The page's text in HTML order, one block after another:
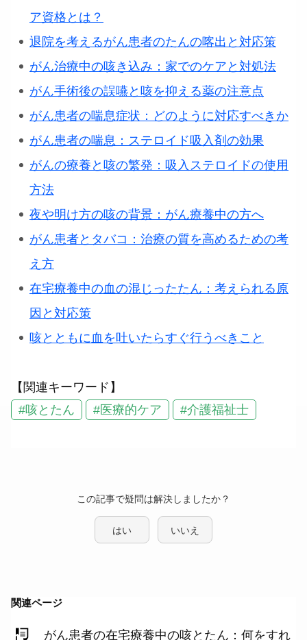
ア資格とは？
退院を考えるがん患者のたんの喀出と対応策
がん治療中の咳き込み：家でのケアと対処法
がん手術後の誤嚥と咳を抑える薬の注意点
がん患者の喘息症状：どのように対応すべきか
がん患者の喘息：ステロイド吸入剤の効果
がんの療養と咳の繁発：吸入ステロイドの使用
方法
夜や明け方の咳の背景：がん療養中の方へ
がん患者とタバコ：治療の質を高めるための考
え方
在宅療養中の血の混じったたん：考えられる原
因と対応策
咳とともに血を吐いたらすぐ行うべきこと
【関連キーワード】
#咳とたん
#医療的ケア #介護福祉士
この記事で疑問は解決しましたか？
はい いいえ
関連ページ
がん患者の在宅療養中の咳とたん：何をすれ